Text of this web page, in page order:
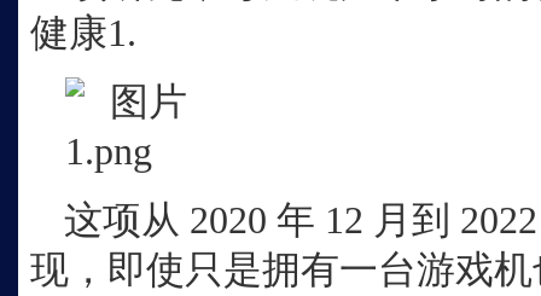
健康1.
这项从 2020 年 12 月到
现，即使只是拥有一台游戏